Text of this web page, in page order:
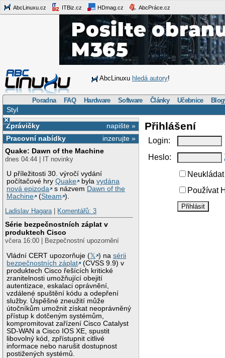
AbcLinuxu.cz ITBiz.cz HDmag.cz AbcPráce.cz
AbcLinuxu hledá autory!
Poradna FAQ Hardware Software Články Učebnice
Styl
×
napište »
Zprávičky
inzerujte »
Pracovní nabídky
Quake: Dawn of the Machine
dnes 04:44 | IT novinky
U příležitosti 30. výročí vydání
počítačové hryQuake bylavydána
nová epizoda
s názvem Dawn of the
Machine
(Steam ).
Ladislav Hagara| Komentářů: 3
Série bezpečnostních záplat v
produktech Cisco
včera 16:00 | Bezpečnostní upozornění
Vládní CERT upozorňuje (𝕏 ) nasérii
bezpečnostních záplat
(CVSS 9.9) v
produktech Cisco řešících kritické
zranitelnosti umožňující obejití
autentizace, eskalaci oprávnění,
vzdálené spuštění kódu a odepření
služby. Úspěšné zneužití může
útočníkům umožnit získat neoprávněný
přístup k dotčeným systémům,
kompromitovat zařízení Cisco Catalyst
SD-WAN a Cisco IOS XE, spustit
libovolný kód, zpřístupnit citlivé
informace nebo narušit dostupnost
postižených systémů.
Přihlášení
Login:
Heslo:
Používat